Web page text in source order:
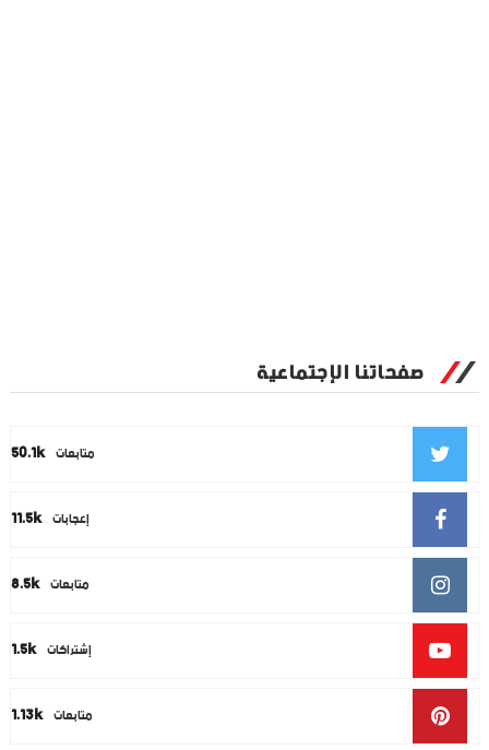
صفحاتنا الإجتماعية
50.1k متابعات
11.5k إعجابات
8.5k متابعات
1.5k إشتراكات
1.13k متابعات